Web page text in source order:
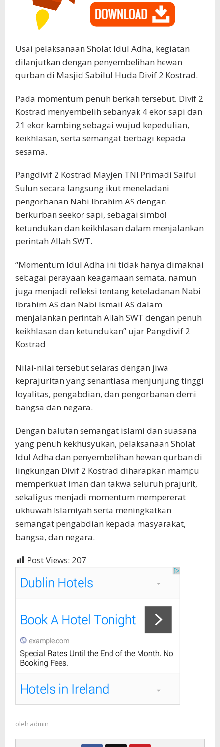
Usai pelaksanaan Sholat Idul Adha, kegiatan
dilanjutkan dengan penyembelihan hewan
qurban di Masjid Sabilul Huda Divif 2 Kostrad.
Pada momentum penuh berkah tersebut, Divif 2
Kostrad menyembelih sebanyak 4 ekor sapi dan
21 ekor kambing sebagai wujud kepedulian,
keikhlasan, serta semangat berbagi kepada
sesama.
Pangdivif 2 Kostrad Mayjen TNI Primadi Saiful
Sulun secara langsung ikut meneladani
pengorbanan Nabi Ibrahim AS dengan
berkurban seekor sapi, sebagai simbol
ketundukan dan keikhlasan dalam menjalankan
perintah Allah SWT.
“Momentum Idul Adha ini tidak hanya dimaknai
sebagai perayaan keagamaan semata, namun
juga menjadi refleksi tentang keteladanan Nabi
Ibrahim AS dan Nabi Ismail AS dalam
menjalankan perintah Allah SWT dengan penuh
keikhlasan dan ketundukan” ujar Pangdivif 2
Kostrad
Nilai-nilai tersebut selaras dengan jiwa
keprajuritan yang senantiasa menjunjung tinggi
loyalitas, pengabdian, dan pengorbanan demi
bangsa dan negara.
Dengan balutan semangat islami dan suasana
yang penuh kekhusyukan, pelaksanaan Sholat
Idul Adha dan penyembelihan hewan qurban di
lingkungan Divif 2 Kostrad diharapkan mampu
memperkuat iman dan takwa seluruh prajurit,
sekaligus menjadi momentum mempererat
ukhuwah Islamiyah serta meningkatkan
semangat pengabdian kepada masyarakat,
bangsa, dan negara.
Post Views: 207
oleh admin